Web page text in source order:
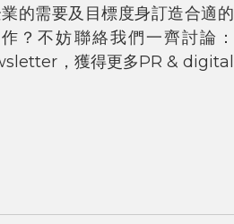
的需要及目標度身訂造合適的
？不妨聯絡我們一齊討論：
，獲得更多PR & digital